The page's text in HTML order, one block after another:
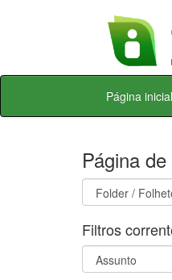
Skip
Página inicial
Página
Filtros